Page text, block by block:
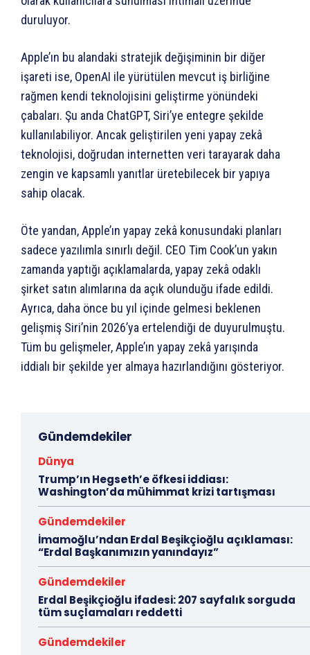
duruluyor.
Apple’ın bu alandaki stratejik değişiminin bir diğer
işareti ise, OpenAI ile yürütülen mevcut iş birliğine
rağmen kendi teknolojisini geliştirme yönündeki
çabaları. Şu anda ChatGPT, Siri’ye entegre şekilde
kullanılabiliyor. Ancak geliştirilen yeni yapay zekâ
teknolojisi, doğrudan internetten veri tarayarak daha
zengin ve kapsamlı yanıtlar üretebilecek bir yapıya
sahip olacak.
Öte yandan, Apple’ın yapay zekâ konusundaki planları
sadece yazılımla sınırlı değil. CEO Tim Cook’un yakın
zamanda yaptığı açıklamalarda, yapay zekâ odaklı
şirket satın alımlarına da açık olunduğu ifade edildi.
Ayrıca, daha önce bu yıl içinde gelmesi beklenen
gelişmiş Siri’nin 2026’ya ertelendiği de duyurulmuştu.
Tüm bu gelişmeler, Apple’ın yapay zekâ yarışında
iddialı bir şekilde yer almaya hazırlandığını gösteriyor.
Gündemdekiler
Dünya
Trump’ın Hegseth’e öfkesi iddiası:
Washington’da mühimmat krizi tartışması
Gündemdekiler
İmamoğlu’ndan Erdal Beşikçioğlu açıklaması:
“Erdal Başkanımızın yanındayız”
Gündemdekiler
Erdal Beşikçioğlu ifadesi: 207 sayfalık sorguda
tüm suçlamaları reddetti
Gündemdekiler